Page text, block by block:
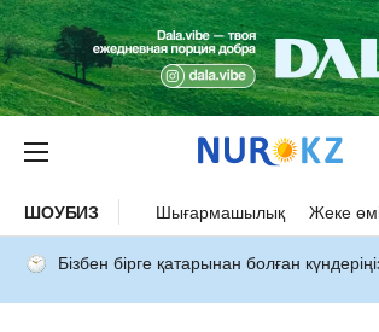
ШОУБИЗ Шығармашылық Жеке
Бізбен бірге қатарынан болған